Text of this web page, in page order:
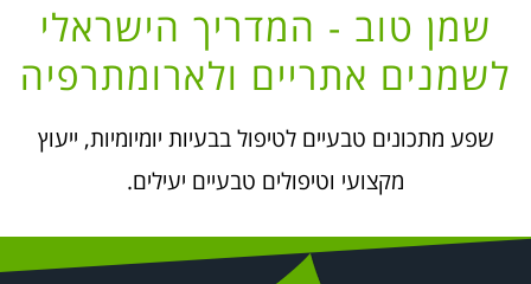
שמן טוב - המדריך הישראלי
לשמנים אתריים ולארומתרפיה
שפע מתכונים טבעיים לטיפול בבעיות יומיומיות, ייעוץ
מקצועי וטיפולים טבעיים יעילים.